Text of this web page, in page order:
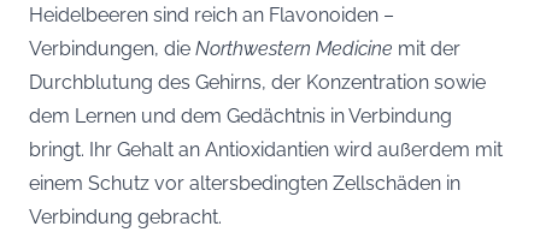
Heidelbeeren sind reich an Flavonoiden –
Verbindungen, die Northwestern Medicine mit der
Durchblutung des Gehirns, der Konzentration sowie
dem Lernen und dem Gedächtnis in Verbindung
bringt. Ihr Gehalt an Antioxidantien wird außerdem mit
einem Schutz vor altersbedingten Zellschäden in
Verbindung gebracht.